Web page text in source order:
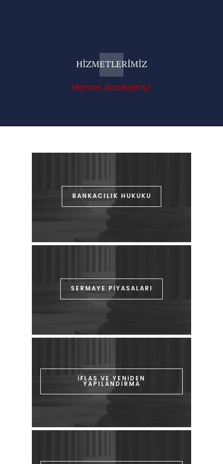
HİZMETLERİMİZ
Hizmet Alanlarımız
BANKACILIK HUKUKU
SERMAYE PİYASALARI
İFLAS VE YENİDEN
YAPILANDIRMA